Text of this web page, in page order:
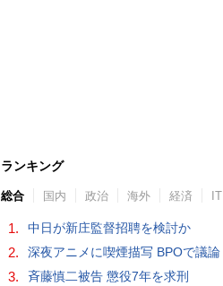
ランキング
総合 国内 政治 海外 経済 IT
1. 中日が新庄監督招聘を検討か
2. 深夜アニメに喫煙描写 BPOで議論
3. 斉藤慎二被告 懲役7年を求刑